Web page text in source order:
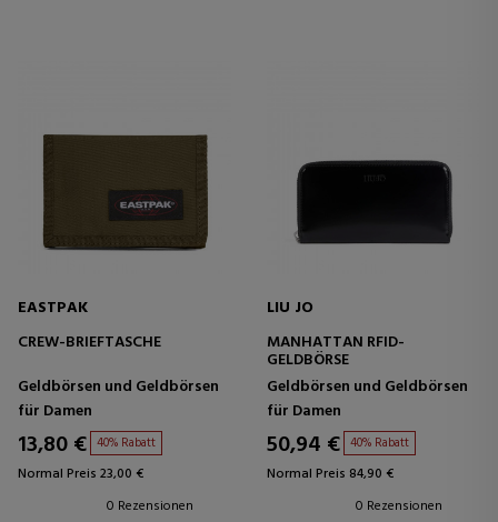
EASTPAK
CREW-BRIEFTASCHE
Geldbörsen und Geldbörsen
für Damen
13,80 € 40% Rabatt
Normal Preis 23,00 €
0 Rezensionen
LIU JO
MANHATTAN RFID-
GELDBÖRSE
Geldbörsen und Geldbörsen
für Damen
50,94 € 40% Rabatt
Normal Preis 84,90 €
0 Rezensionen